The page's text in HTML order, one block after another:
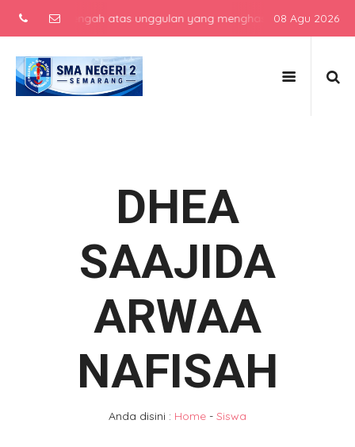
menengah atas unggulan yang menghasilkan lulusan
08 Agu 2026
DHEA
SAAJIDA
ARWAA
NAFISAH
Anda disini : Home - Siswa